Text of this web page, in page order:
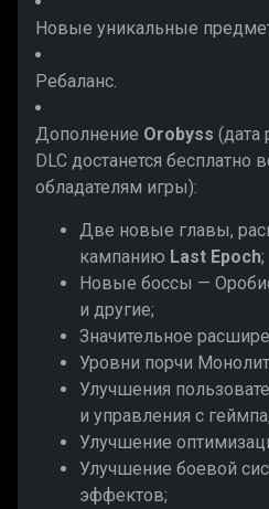
Новые уникальные
Ребаланс.
Дополнение Orobyss (дата
DLC достанется бесплатно
обладателям игры):
Две новые главы,
кампанию Last Epoch;
Новые боссы —
и другие;
Значительное
Уровни порчи
Улучшения
и управления с
Улучшение
Улучшение боевой
эффектов;